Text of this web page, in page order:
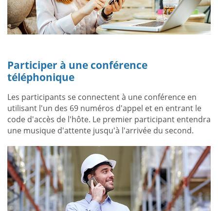
Participer à une conférence
téléphonique
Les participants se connectent à une conférence en
utilisant l'un des 69 numéros d'appel et en entrant le
code d'accès de l'hôte. Le premier participant entendra
une musique d'attente jusqu'à l'arrivée du second.